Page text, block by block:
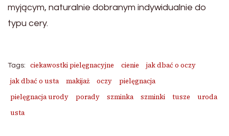
myjącym, naturalnie dobranym indywidualnie do
typu cery.
Tags: ciekawostki pielęgnacyjne cienie
jak dbać o oczy
jak dbać o usta
makijaż oczy
pielęgnacja
pielęgnacja urody
porady szminka szminki tusze
uroda
usta